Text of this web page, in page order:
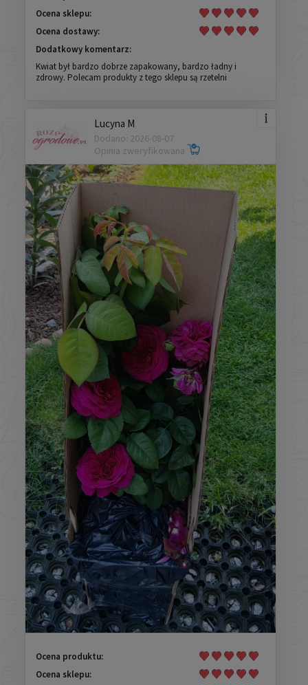
Ocena sklepu:
Ocena dostawy:
Dodatkowy komentarz:
Kwiat był bardzo dobrze zapakowany, bardzo ładny i
zdrowy. Polecam produkty z tego sklepu są rzetelni
Lucyna M
Dodano: 2026-08-07
Opinia zweryfikowana
Ocena produktu:
Ocena sklepu: